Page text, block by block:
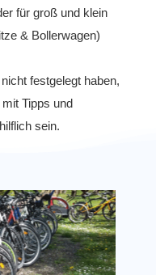
für groß und klein
& Bollerwagen)
festgelegt haben,
Tipps und
sein.